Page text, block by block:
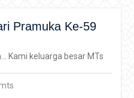
Pramuka Ke-59
Kami keluarga besar MTs